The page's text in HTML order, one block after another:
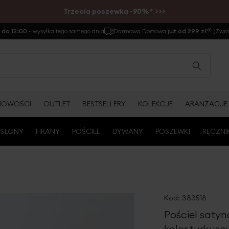
Trzecia poszewka -90%* >>>
12:00 - wysyłka tego samego dnia Darmowa Dostawa już od 299 zł
OUTLET BESTSELLERY KOLEKCJE ARANŻACJE
FIRANY POŚCIEL DYWANY POSZEWKI
Kod: 383518
Pościel